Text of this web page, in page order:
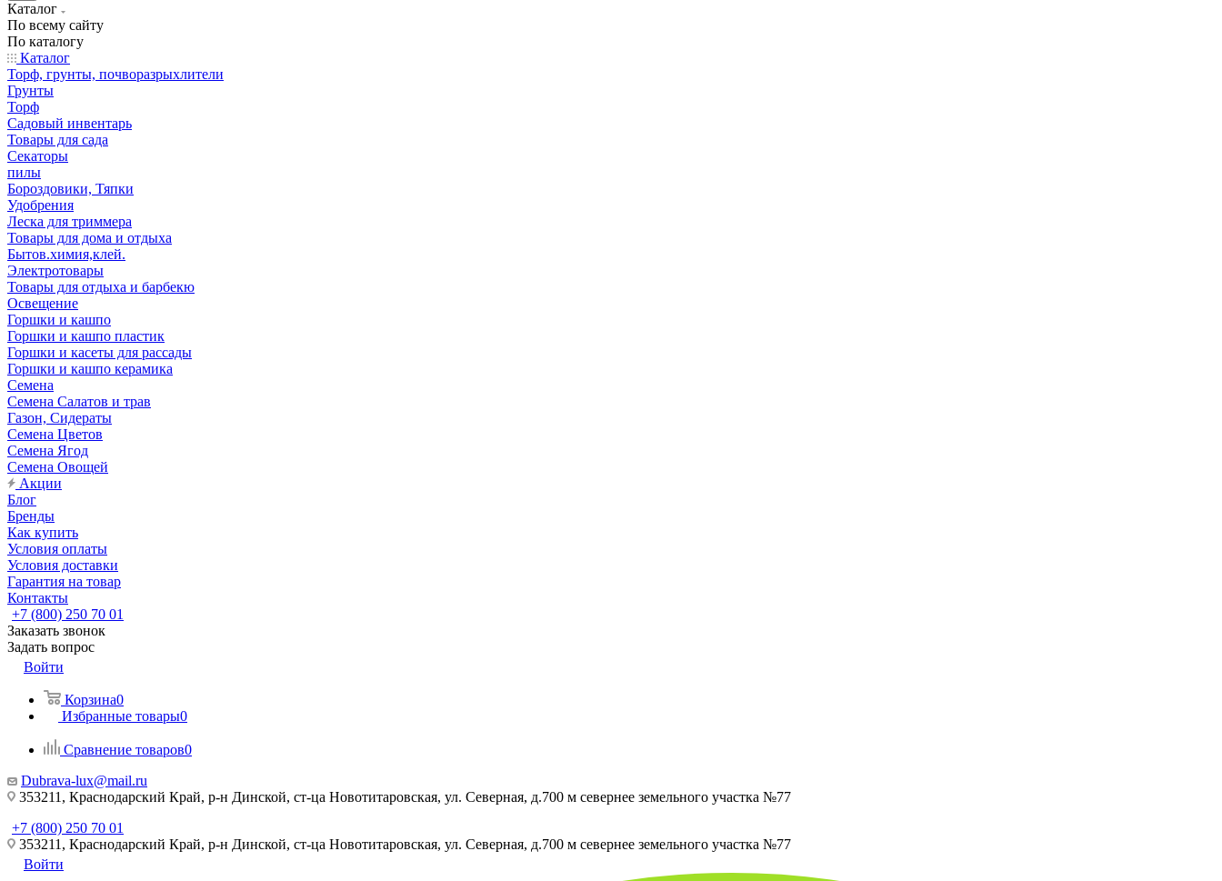
Каталог
По всему сайту
По каталогу
Каталог
Торф, грунты, почворазрыхлители
Грунты
Торф
Садовый инвентарь
Товары для сада
Секаторы
пилы
Бороздовики, Тяпки
Удобрения
Леска для триммера
Товары для дома и отдыха
Бытов.химия,клей.
Электротовары
Товары для отдыха и барбекю
Освещение
Горшки и кашпо
Горшки и кашпо пластик
Горшки и касеты для рассады
Горшки и кашпо керамика
Семена
Семена Салатов и трав
Газон, Сидераты
Семена Цветов
Семена Ягод
Семена Овощей
Акции
Блог
Бренды
Как купить
Условия оплаты
Условия доставки
Гарантия на товар
Контакты
+7 (800) 250 70 01
Заказать звонок
Задать вопрос
Войти
Корзина0
Избранные товары0
Сравнение товаров0
Dubrava-lux@mail.ru
353211, Краснодарский Край, р-н Динской, ст-ца Новотитаровская, ул. Северная, д.700 м севернее земельного участка №77
+7 (800) 250 70 01
353211, Краснодарский Край, р-н Динской, ст-ца Новотитаровская, ул. Северная, д.700 м севернее земельного участка №77
Войти